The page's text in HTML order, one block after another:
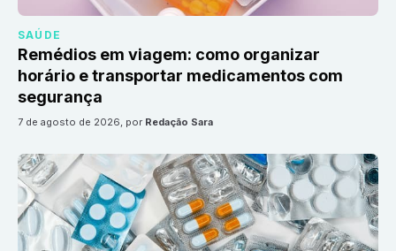
SAÚDE
Remédios em viagem: como organizar
horário e transportar medicamentos com
segurança
7 de agosto de 2026, por Redação Sara